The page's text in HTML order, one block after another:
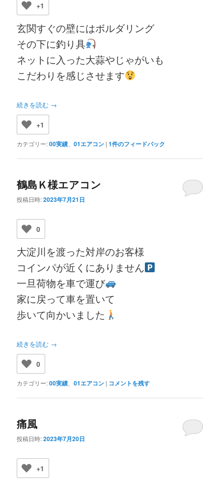
+1
玄関すぐの壁にはボルダリング
その下に釣り具
ネットに入った大蒜やじゃがいも
こだわりを感じさせます
続きを読む →
+1
カテゴリー:00実績 、01エアコン |1件のフィードバック
鶴島Ｋ様エアコン
投稿日時:2023年7月21日
0
大淀川を渡った対岸のお客様
コインパが近くにありません
一旦荷物を車で運び
家に戻って車を置いて
歩いて向かいました
続きを読む →
0
カテゴリー:00実績 、01エアコン | コメントを残す
痛風
投稿日時:2023年7月20日
+1